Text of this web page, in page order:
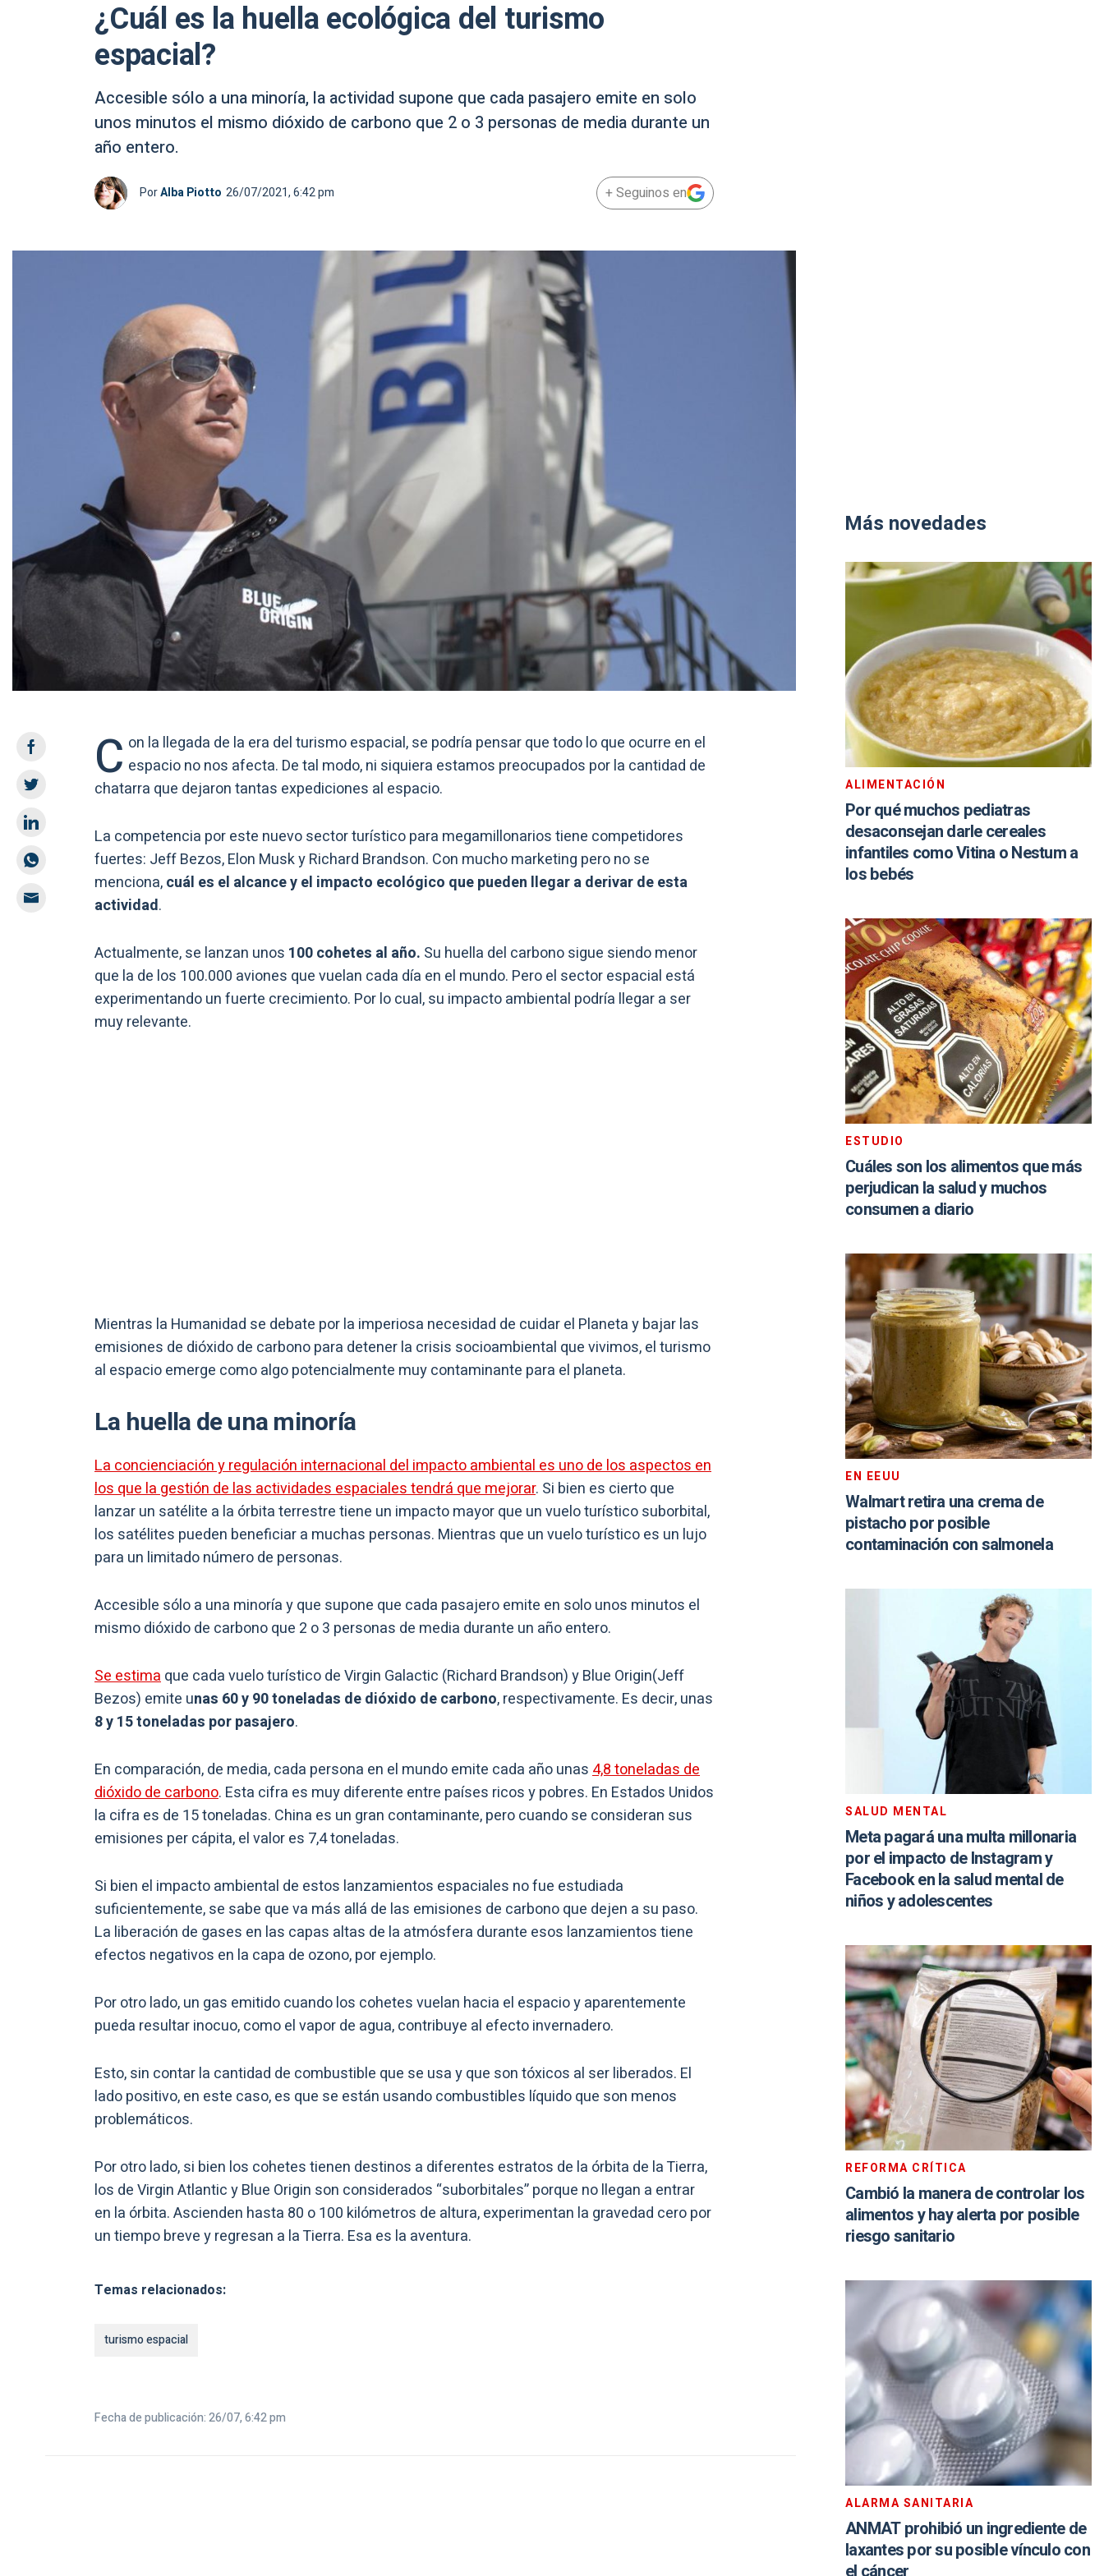
¿Cuál es la huella ecológica del turismo
espacial?
Accesible sólo a una minoría, la actividad supone que cada pasajero emite en solo
unos minutos el mismo dióxido de carbono que 2 o 3 personas de media durante un
año entero.
PorAlba Piotto 26/07/2021, 6:42 pm + Seguinos en
C on la llegada de la era del turismo espacial, se podría pensar que todo lo que ocurre en el
espacio no nos afecta. De tal modo, ni siquiera estamos preocupados por la cantidad de
chatarra que dejaron tantas expediciones al espacio.
La competencia por este nuevo sector turístico para megamillonarios tiene competidores
fuertes: Jeff Bezos, Elon Musk y Richard Brandson. Con mucho marketing pero no se
menciona,cuál es el alcance y el impacto ecológico que pueden llegar a derivar de esta
actividad.
Actualmente, se lanzan unos 100 cohetes al año. Su huella del carbono sigue siendo menor
que la de los 100.000 aviones que vuelan cada día en el mundo. Pero el sector espacial está
experimentando un fuerte crecimiento. Por lo cual, su impacto ambiental podría llegar a ser
muy relevante.
Mientras la Humanidad se debate por la imperiosa necesidad de cuidar el Planeta y bajar las
emisiones de dióxido de carbono para detener la crisis socioambiental que vivimos, el turismo
al espacio emerge como algo potencialmente muy contaminante para el planeta.
La huella de una minoría
La concienciación y regulación internacional del impacto ambiental es uno de los aspectos en
los que la gestión de las actividades espaciales tendrá que mejorar. Si bien es cierto que
lanzar un satélite a la órbita terrestre tiene un impacto mayor que un vuelo turístico suborbital,
los satélites pueden beneficiar a muchas personas. Mientras que un vuelo turístico es un lujo
para un limitado número de personas.
Accesible sólo a una minoría y que supone que cada pasajero emite en solo unos minutos el
mismo dióxido de carbono que 2 o 3 personas de media durante un año entero.
Se estimaque cada vuelo turístico de Virgin Galactic (Richard Brandson) y Blue Origin(Jeff
Bezos) emite unas 60 y 90 toneladas de dióxido de carbono, respectivamente. Es decir, unas
8 y 15 toneladas por pasajero.
En comparación, de media, cada persona en el mundo emite cada año unas4,8 toneladas de
dióxido de carbono. Esta cifra es muy diferente entre países ricos y pobres. En Estados Unidos
la cifra es de 15 toneladas. China es un gran contaminante, pero cuando se consideran sus
emisiones per cápita, el valor es 7,4 toneladas.
Si bien el impacto ambiental de estos lanzamientos espaciales no fue estudiada
suficientemente, se sabe que va más allá de las emisiones de carbono que dejen a su paso.
La liberación de gases en las capas altas de la atmósfera durante esos lanzamientos tiene
efectos negativos en la capa de ozono, por ejemplo.
Por otro lado, un gas emitido cuando los cohetes vuelan hacia el espacio y aparentemente
pueda resultar inocuo, como el vapor de agua, contribuye al efecto invernadero.
Esto, sin contar la cantidad de combustible que se usa y que son tóxicos al ser liberados. El
lado positivo, en este caso, es que se están usando combustibles líquido que son menos
problemáticos.
Por otro lado, si bien los cohetes tienen destinos a diferentes estratos de la órbita de la Tierra,
los de Virgin Atlantic y Blue Origin son considerados “suborbitales” porque no llegan a entrar
en la órbita. Ascienden hasta 80 o 100 kilómetros de altura, experimentan la gravedad cero por
un tiempo breve y regresan a la Tierra. Esa es la aventura.
Temas relacionados:
turismo espacial
Fecha de publicación: 26/07, 6:42 pm
Más novedades
ALIMENTACIÓN
Por qué muchos pediatras
desaconsejan darle cereales
infantiles como Vitina o Nestum a
los bebés
ESTUDIO
Cuáles son los alimentos que más
perjudican la salud y muchos
consumen a diario
EN EEUU
Walmart retira una crema de
pistacho por posible
contaminación con salmonela
SALUD MENTAL
Meta pagará una multa millonaria
por el impacto de Instagram y
Facebook en la salud mental de
niños y adolescentes
REFORMA CRÍTICA
Cambió la manera de controlar los
alimentos y hay alerta por posible
riesgo sanitario
ALARMA SANITARIA
ANMAT prohibió un ingrediente de
laxantes por su posible vínculo con